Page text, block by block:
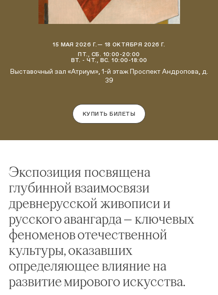
15 МАЯ 2026 Г.— 18 ОКТЯБРЯ 2026 Г.
ПТ., СБ. 10:00-20:00
ВТ. - ЧТ., ВС. 10:00-18:00
Выставочный зал «Атриум», 1-й этаж Проспект Андропова, д.
39
КУПИТЬ БИЛЕТЫ
Экспозиция посвящена
глубинной взаимосвязи
древнерусской живописи и
русского авангарда — ключевых
феноменов отечественной
культуры, оказавших
определяющее влияние на
развитие мирового искусства.